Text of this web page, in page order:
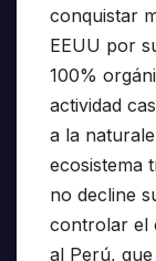
conquistar
EEUU por
100%
actividad
a la
ecosistema
no decline
controlar el
al Perú,